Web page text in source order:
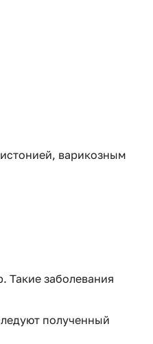
варикозным
Такие заболевания
полученный